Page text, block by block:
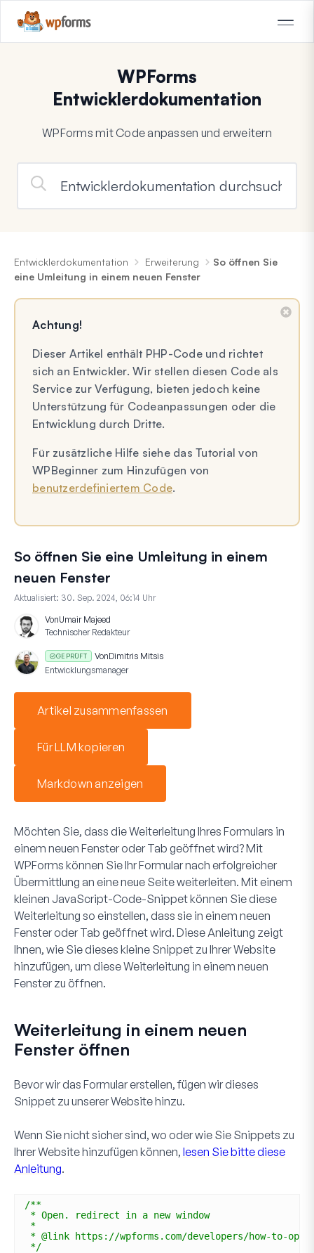
WPForms
Entwicklerdokumentation
WPForms mit Code anpassen und erweitern
Entwicklerdokumentation Erweiterung
So öffnen Sie
eine Umleitung in einem neuen Fenster
Achtung!
Dieser Artikel enthält PHP-Code und richtet
sich an Entwickler. Wir stellen diesen Code als
Service zur Verfügung, bieten jedoch keine
Unterstützung für Codeanpassungen oder die
Entwicklung durch Dritte.
Für zusätzliche Hilfe siehe das Tutorial von
WPBeginner zum Hinzufügen von
benutzerdefiniertem Code.
So öffnen Sie eine Umleitung in einem
neuen Fenster
Aktualisiert: 30. Sep. 2024, 06:14 Uhr
VonUmair Majeed
Technischer Redakteur
GEPRÜFT VonDimitris Mitsis
Entwicklungsmanager
Artikel zusammenfassen
Für LLM kopieren
Markdown anzeigen
Möchten Sie, dass die Weiterleitung Ihres Formulars in
einem neuen Fenster oder Tab geöffnet wird? Mit
WPForms können Sie Ihr Formular nach erfolgreicher
Übermittlung an eine neue Seite weiterleiten. Mit einem
kleinen JavaScript-Code-Snippet können Sie diese
Weiterleitung so einstellen, dass sie in einem neuen
Fenster oder Tab geöffnet wird. Diese Anleitung zeigt
Ihnen, wie Sie dieses kleine Snippet zu Ihrer Website
hinzufügen, um diese Weiterleitung in einem neuen
Fenster zu öffnen.
Weiterleitung in einem neuen
Fenster öffnen
Bevor wir das Formular erstellen, fügen wir dieses
Snippet zu unserer Website hinzu.
Wenn Sie nicht sicher sind, wo oder wie Sie Snippets zu
Ihrer Website hinzufügen können, lesen Sie bitte diese
Anleitung.
/**
* Open. redirect in a new window
*
* @link https://wpforms.com/developers/how-to-
*/